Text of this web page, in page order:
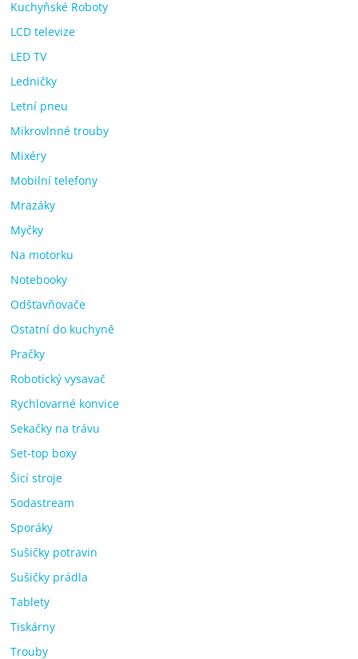
Kuchyňské Roboty
LCD televize
LED TV
Ledničky
Letní pneu
Mikrovlnné trouby
Mixéry
Mobilní telefony
Mrazáky
Myčky
Na motorku
Notebooky
Odšťavňovače
Ostatní do kuchyně
Pračky
Robotický vysavač
Rychlovarné konvice
Sekačky na trávu
Set-top boxy
Šicí stroje
Sodastream
Sporáky
Sušičky potravin
Sušičky prádla
Tablety
Tiskárny
Trouby